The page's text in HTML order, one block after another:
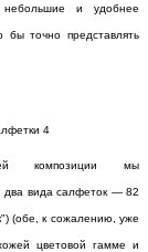
небольшие и удобнее
бы точно представлять
композиции мы
два вида салфеток — 82
(обе, к сожалению, уже
цветовой гамме и